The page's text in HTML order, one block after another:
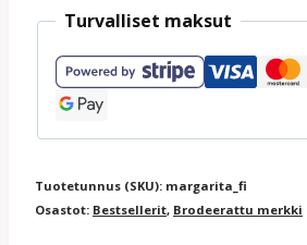
Turvalliset maksut
Tuotetunnus (SKU): margarita_fi
Osastot: Bestsellerit, Brodeerattu merkki